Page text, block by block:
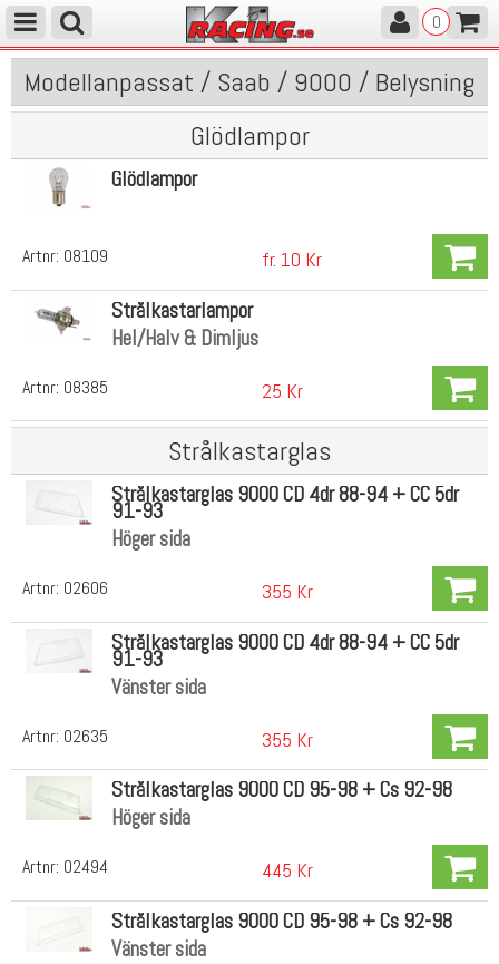
0
Modellanpassat / Saab / 9000 / Belysning
Glödlampor
Artnr: 08109
Glödlampor
fr. 10 Kr
Artnr: 08385
Strålkastarlampor
Hel/Halv & Dimljus
25 Kr
Strålkastarglas
Artnr: 02606
Strålkastarglas 9000 CD 4dr 88-94 + CC 5dr
91-93
Höger sida
355 Kr
Artnr: 02635
Strålkastarglas 9000 CD 4dr 88-94 + CC 5dr
91-93
Vänster sida
355 Kr
Artnr: 02494
Strålkastarglas 9000 CD 95-98 + Cs 92-98
Höger sida
445 Kr
Strålkastarglas 9000 CD 95-98 + Cs 92-98
Vänster sida